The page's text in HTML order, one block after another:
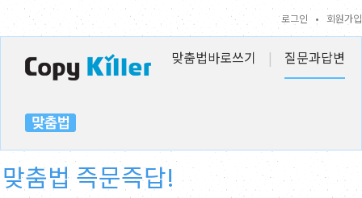
로그인 • 회원가입
맞춤법바로쓰기 | 질문과답변
맞춤법 즉문즉답!